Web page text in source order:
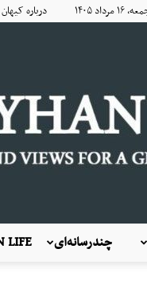
درباره کیهان
LIFE چندرسانه‌ای